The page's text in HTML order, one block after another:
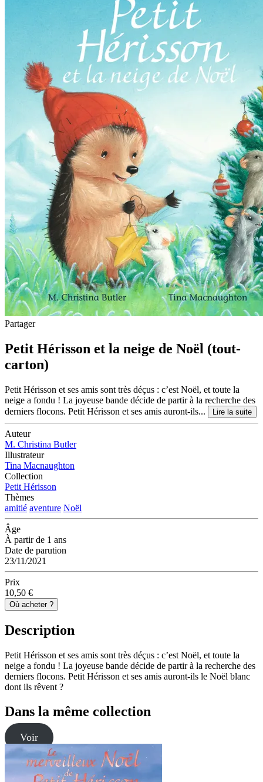
Partager
Petit Hérisson et la neige de Noël (tout-
carton)
Petit Hérisson et ses amis sont très déçus : c’est Noël, et toute la
neige a fondu ! La joyeuse bande décide de partir à la recherche des
derniers flocons. Petit Hérisson et ses amis auront-ils...
Lire la suite
Auteur
M. Christina Butler
Illustrateur
Tina Macnaughton
Collection
Petit Hérisson
Thèmes
amitié aventure Noël
Âge
À partir de 1 ans
Date de parution
23/11/2021
Prix
10,50 €
Où acheter ?
Description
Petit Hérisson et ses amis sont très déçus : c’est Noël, et toute la
neige a fondu ! La joyeuse bande décide de partir à la recherche des
derniers flocons. Petit Hérisson et ses amis auront-ils le Noël blanc
dont ils rêvent ?
Dans la même collection
Voir